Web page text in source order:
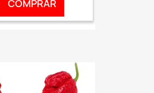
COMPRAR